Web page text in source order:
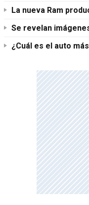
La nueva Ram
Se revelan
¿Cuál es el auto